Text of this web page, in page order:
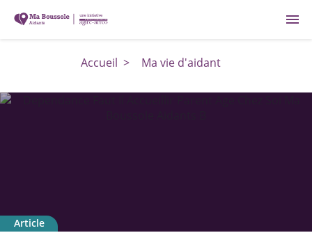
menu
Accueil > Ma vie d'aidant
Article